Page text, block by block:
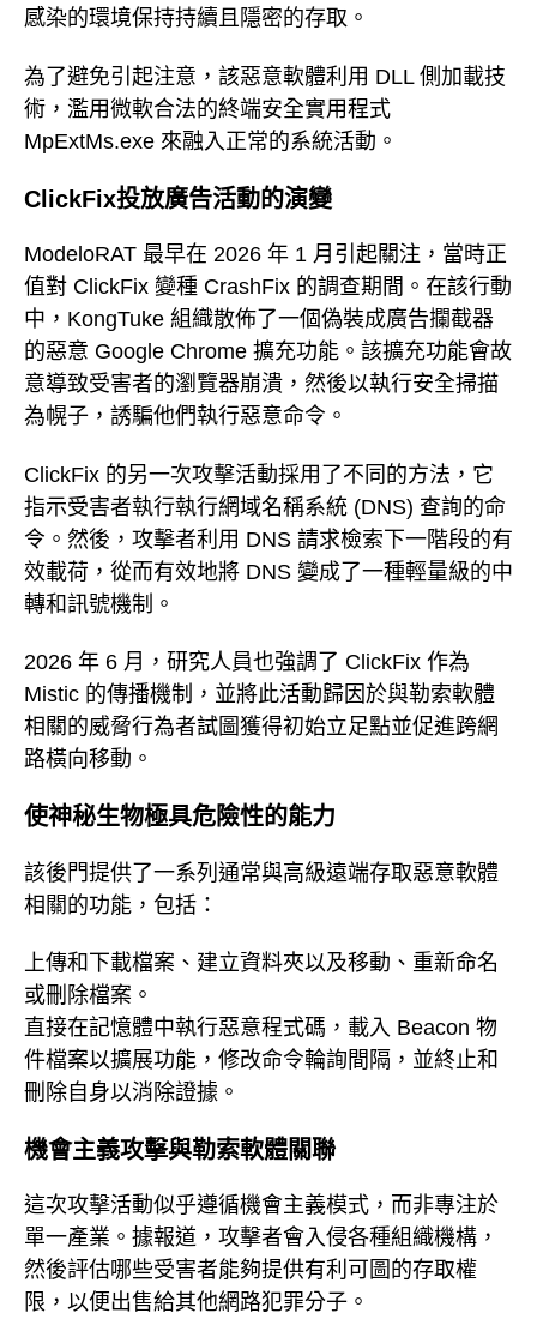
感染的環境保持持續且隱密的存取。
為了避免引起注意，該惡意軟體利用 DLL 側加載技
術，濫用微軟合法的終端安全實用程式
MpExtMs.exe 來融入正常的系統活動。
ClickFix投放廣告活動的演變
ModeloRAT 最早在 2026 年 1 月引起關注，當時正
值對 ClickFix 變種 CrashFix 的調查期間。在該行動
中，KongTuke 組織散佈了一個偽裝成廣告攔截器
的惡意 Google Chrome 擴充功能。該擴充功能會故
意導致受害者的瀏覽器崩潰，然後以執行安全掃描
為幌子，誘騙他們執行惡意命令。
ClickFix 的另一次攻擊活動採用了不同的方法，它
指示受害者執行執行網域名稱系統 (DNS) 查詢的命
令。然後，攻擊者利用 DNS 請求檢索下一階段的有
效載荷，從而有效地將 DNS 變成了一種輕量級的中
轉和訊號機制。
2026 年 6 月，研究人員也強調了 ClickFix 作為
Mistic 的傳播機制，並將此活動歸因於與勒索軟體
相關的威脅行為者試圖獲得初始立足點並促進跨網
路橫向移動。
使神秘生物極具危險性的能力
該後門提供了一系列通常與高級遠端存取惡意軟體
相關的功能，包括：
上傳和下載檔案、建立資料夾以及移動、重新命名
或刪除檔案。
直接在記憶體中執行惡意程式碼，載入 Beacon 物
件檔案以擴展功能，修改命令輪詢間隔，並終止和
刪除自身以消除證據。
機會主義攻擊與勒索軟體關聯
這次攻擊活動似乎遵循機會主義模式，而非專注於
單一產業。據報道，攻擊者會入侵各種組織機構，
然後評估哪些受害者能夠提供有利可圖的存取權
限，以便出售給其他網路犯罪分子。